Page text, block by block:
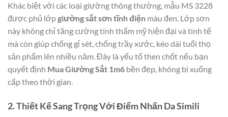
Khác biệt với các loại giường thông thường, mẫu MS 3228
được phủ lớpgiường sắt sơn tĩnh điện màu đen. Lớp sơn
này không chỉ tăng cường tính thẩm mỹ hiện đại và tinh tế
mà còn giúp chống gỉ sét, chống trầy xước, kéo dài tuổi thọ
sản phẩm lên nhiều năm. Đây là yếu tố then chốt nếu bạn
quyết định Mua Giường Sắt 1m6 bền đẹp, không bị xuống
cấp theo thời gian.
2. Thiết Kế Sang Trọng Với Điểm Nhấn Da Simili